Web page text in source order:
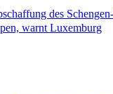
des
warnt Luxemburg